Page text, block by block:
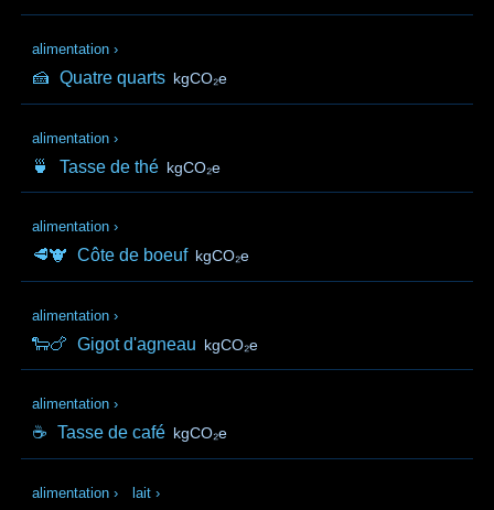
alimentation ›
🍰 Quatre quarts kgCO₂e
alimentation ›
🍵 Tasse de thé kgCO₂e
alimentation ›
🥩🐮 Côte de boeuf kgCO₂e
alimentation ›
🐑🍗 Gigot d'agneau kgCO₂e
alimentation ›
☕ Tasse de café kgCO₂e
alimentation › lait ›